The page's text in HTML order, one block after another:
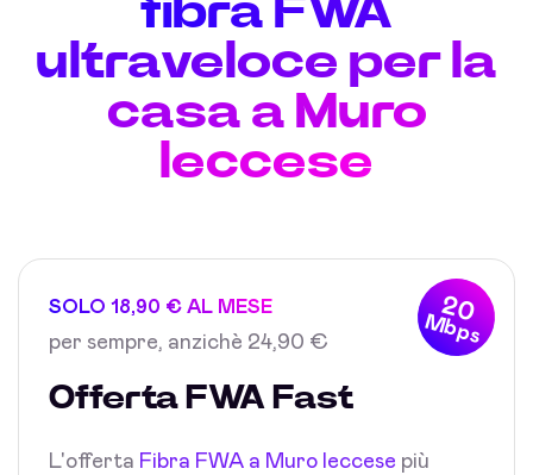
fibra FWA
ultraveloce per la
casa a Muro
leccese
20
Mbps
SOLO 18,90 € AL MESE
per sempre, anzichè 24,90 €
Offerta FWA Fast
L'offerta Fibra FWA a Muro leccese più